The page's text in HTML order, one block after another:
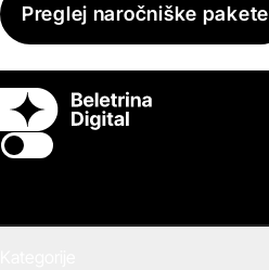
Preglej naročniške pakete
Switch theme